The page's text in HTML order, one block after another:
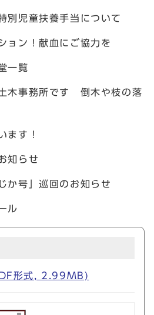
別児童扶養手当について
ョン！献血にご協力を
一覧
木事務所です 倒木や枝の落
ます！
知らせ
か号」巡回のお知らせ
ル
形式, 2.99MB)